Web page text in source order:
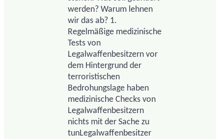
werden? Warum lehnen
wir das ab? 1.
Regelmäßige medizinische
Tests von
Legalwaffenbesitzern vor
dem Hintergrund der
terroristischen
Bedrohungslage haben
medizinische Checks von
Legalwaffenbesitzern
nichts mit der Sache zu
tunLegalwaffenbesitzer